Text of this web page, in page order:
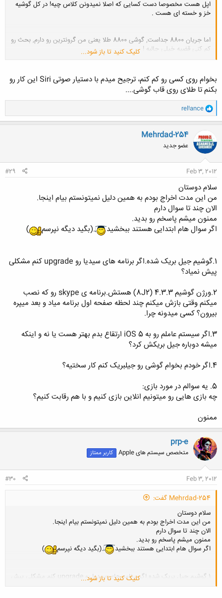
اپل هست مخصوصا دست کسایی که اصلا نمیدونن کلاس چیه! در کل گوشیه
خز و خسته ای هست .
اما جریان 8800 جداست, گوشی 8800 طلا یعنی من گرونترین رو دارم, بحث رو
کم کنی قضیه خیلی جالبه !
اما حرف کلی من اینه که کلا وقتتون رو واسه گوشی و این چیزا تلف نکنین. اینا
همش چرته, یه روز با تبلیغات فراوون میان فردا روزی از اینکه حتی بهش نگاه
هم بکنی حالت بد میشه پس چه بهتر که از همین الان فردا رو ببینیم و وقتمون
رو واسه اینجور چیزا تلف نکنیم.
کلیک کنید تا باز شود...
بخوام روی کسی رو کم کنم، ترجیح میدم با دستیار صوتی Siri این کار رو
بکنم تا طلای روی قاب گوشی....
و
ا
ک
ش
ه
ا
rel!ance
Mehrdad-254
عضو جدید
Feb 3, 2012
#29
سلام دوستان
من این مدت اخراج بودم به همین دلیل نمیتونستم بیام اینجا.
الان چند تا سوال دارم
ممنون میشم پاسخم رو بدید.
اگر سوال هام ابتدایی هستند ببخشید
.(بگید دیگه نپرسم )
1.گوشیم جیل بریک شده.اگر برنامه های سیدیا رو upgrade کنم مشکلی
پیش نمیاد؟
2.ورژن گوشیم 4.3.3 (8J2) هستش.برنامه ی skype رو که نصب
میکنم وقتی بازش میکنم چند لحظه صفحه اول برنامه میاد و بعد میپره
بیرون؟ کسی میدونه چرا.
3.اگر سیستم عاملم رو به iOS 5 ارتقاع بدم بهتر هست یا نه و اینکه
میشه دوباره جیل بریکش کرد؟
4.اگر خودم بخوام گوشی رو جیلبریک کنم کار سختیه؟
5. یه سوالم در مورد بازی:
چه بازی هایی رو میتونیم انلاین بازی کنیم و با هم رقابت کنیم؟
ممنون
prp-e
متخصص سیستم های Apple کاربر ممتاز
Feb 3, 2012
#30
Mehrdad-254 گفت:
سلام دوستان
من این مدت اخراج بودم به همین دلیل نمیتونستم بیام اینجا.
الان چند تا سوال دارم
ممنون میشم پاسخم رو بدید.
اگر سوال هام ابتدایی هستند ببخشید
.(بگید دیگه نپرسم )
1.گوشیم جیل بریک شده.اگر برنامه های سیدیا رو upgrade کنم مشکلی پیش
کلیک کنید تا باز شود...